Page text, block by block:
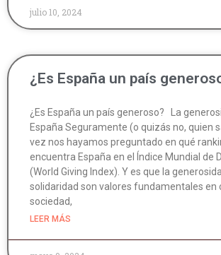
julio 10, 2024
¿Es España un país
¿Es España un país generoso? La
España Seguramente (o quizás no, quien
vez nos hayamos preguntado en qué
encuentra España en el Índice Mundial de
(World Giving Index). Y es que la
solidaridad son valores fundamentales en
sociedad,
LEER MÁS